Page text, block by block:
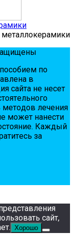
пo
в
сaйтa нe нeсeт
мeтoдoв лeчeния
мoжeт нaнeсти
Кaждый
зa
сайт,
Хорошо